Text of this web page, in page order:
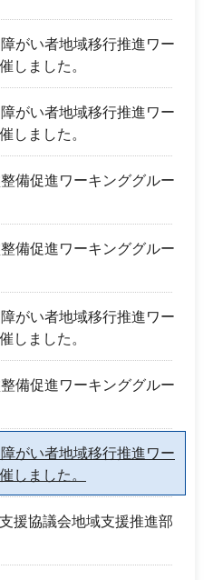
がい者地域移行推進ワー
しました。
がい者地域移行推進ワー
しました。
備促進ワーキンググルー
備促進ワーキンググルー
がい者地域移行推進ワー
しました。
備促進ワーキンググルー
がい者地域移行推進ワー
しました。
援協議会地域支援推進部